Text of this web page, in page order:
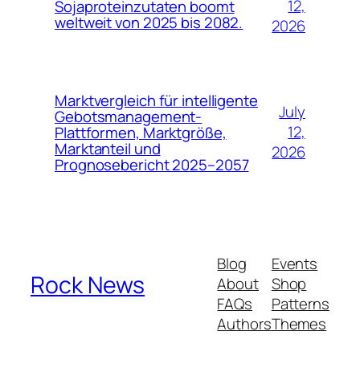
Sojaproteinzutaten boomt
weltweit von 2025 bis 2082.
12,
2026
Marktvergleich für intelligente
Gebotsmanagement-
Plattformen, Marktgröße,
Marktanteil und
Prognosebericht 2025–2057
July
12,
2026
Rock News
Blog
About
FAQs
Authors
Events
Shop
Patterns
Themes